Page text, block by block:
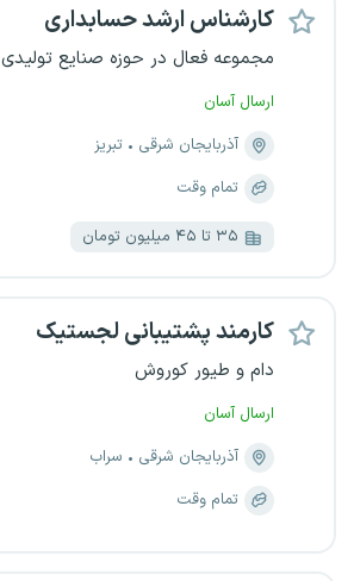
کارشناس ارشد حسابداری
مجموعه فعال در حوزه صنایع تولیدی
ارسال آسان
آذربایجان شرقی
تبریز
تمام وقت
۳۵ تا ۴۵ میلیون تومان
کارمند پشتیبانی لجستیک
دام و طیور کوروش
ارسال آسان
آذربایجان شرقی
سراب
تمام وقت